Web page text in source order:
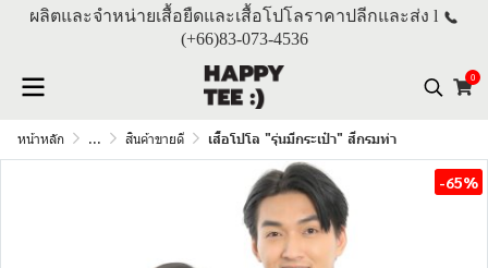
ผลิตและจำหน่ายเสื้อยืดและเสื้อโปโลราคาปลีกและส่ง l
(+66)83-073-4536
0
หน้าหลัก ... สินค้าขายดี เสื้อโปโล "รุ่นมีกระเป๋า" สีกรมท่า
-65%